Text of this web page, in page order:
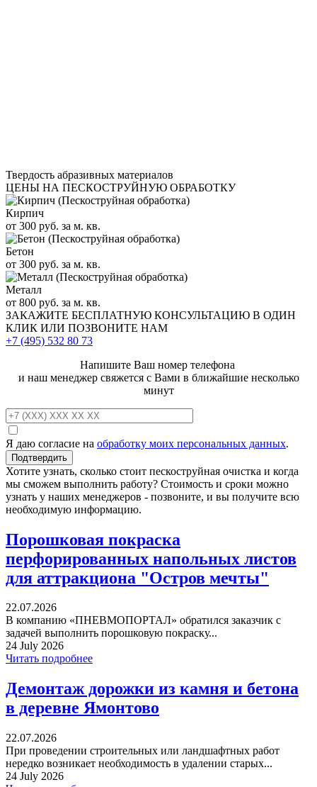
Твердость абразивных материалов
ЦЕНЫ НА ПЕСКОСТРУЙНУЮ ОБРАБОТКУ
Кирпич
от 300 руб. за м. кв.
Бетон
от 300 руб. за м. кв.
Металл
от 800 руб. за м. кв.
ЗАКАЖИТЕ БЕСПЛАТНУЮ КОНСУЛЬТАЦИЮ В ОДИН
КЛИК ИЛИ ПОЗВОНИТЕ НАМ
+7 (495) 532 80 73
Напишите Ваш номер телефона
и наш менеджер свяжется с Вами в ближайшие несколько
минут
Я даю согласие на обработку моих персональных данных.
Хотите узнать, сколько стоит пескоструйная очистка и когда
мы сможем выполнить работу? Стоимость и сроки можно
узнать у наших менеджеров - позвоните, и вы получите всю
необходимую информацию.
Порошковая покраска
перфорированных напольных листов
для аттракциона "Остров мечты"
22.07.2026
В компанию «ПНЕВМОПОРТАЛ» обратился заказчик с
задачей выполнить порошковую покраску...
24 July 2026
Читать подробнее
Демонтаж дорожки из камня и бетона
в деревне Ямонтово
22.07.2026
При проведении строительных или ландшафтных работ
нередко возникает необходимость в удалении старых...
24 July 2026